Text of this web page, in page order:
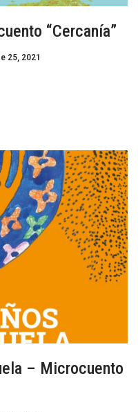
“Cercanía”
25, 2021
– Microcuento